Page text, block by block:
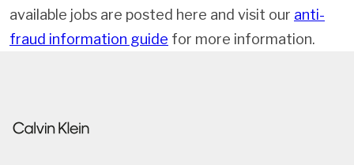
available jobs are posted here and visit our anti-
fraud information guide for more information.